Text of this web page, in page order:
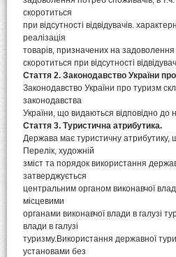
скоротиться
при відсутності відвідувачів.
реалізація
товарів, призначених на задоволення
скоротиться при відсутності
Стаття 2. Законодавство України
Законодавство України про туризм
законодавства
України, що видаються відповідно до
Стаття 3. Туристична атрибутика.
Держава має туристичну атрибутику,
Перелік, художній
зміст та порядок використання
затверджується
центральним органом виконавчої
місцевими
органами виконавчої влади в галузі
влади в галузі
туризму.Використання державної
установами без